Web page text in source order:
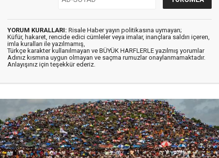
YORUM KURALLARI: Risale Haber yayın politikasına uymayan;
Küfür, hakaret, rencide edici cümleler veya imalar, inançlara saldırı içeren,
imla kuralları ile yazılmamış,
Türkçe karakter kullanılmayan ve BÜYÜK HARFLERLE yazılmış yorumlar
Adınız kısmına uygun olmayan ve saçma rumuzlar onaylanmamaktadır.
Anlayışınız için teşekkür ederiz.